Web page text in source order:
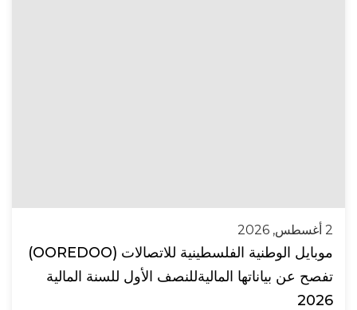
2 أغسطس, 2026
موبايل الوطنية الفلسطينية للاتصالات (OOREDOO)
تفصح عن بياناتها الماليةللنصف الأول للسنة المالية
2026